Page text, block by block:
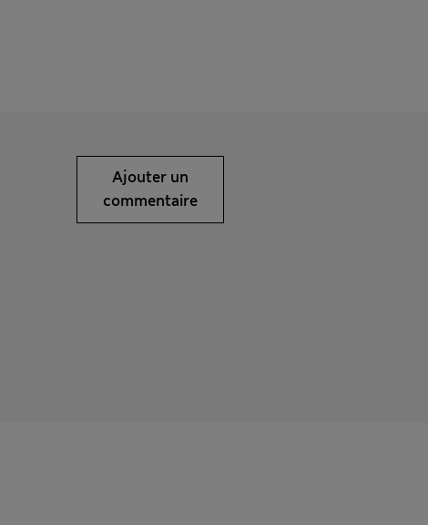
Ajouter un
commentaire